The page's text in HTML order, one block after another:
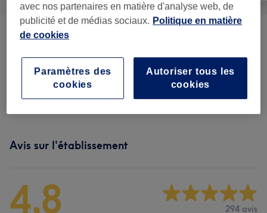
SEMI PERMANENT
Pose D'onles En Gel (7) à partir de 5 €
Beauté Des Pieds (3) à partir de 28 €
Avis sur l'établissement
4,8 294 avis
avec nos partenaires en matière d'analyse web, de
publicité et de médias sociaux. Politique en matière
de cookies
Autoriser tous les
cookies
Paramètres des
cookies